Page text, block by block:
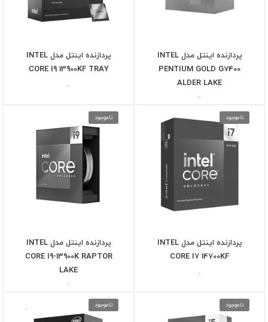
پردازنده اینتل مدل INTEL
PENTIUM GOLD G7400
ALDER LAKE
-
پردازنده اینتل مدل INTEL
CORE I9 13900KF TRAY
-
ناموجود
پردازنده اینتل مدل INTEL
CORE I7 14700KF
-
ناموجود
پردازنده اینتل مدل INTEL
CORE I9-13900K RAPTOR
LAKE
-
ناموجود ناموجود